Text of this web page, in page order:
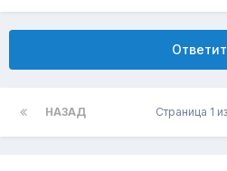
НАЗАД Страница 1